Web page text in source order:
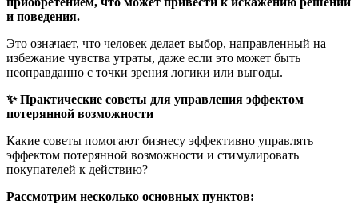
и поведения.
Это означает, что человек делает выбор, направленный на
избежание чувства утраты, даже если это может быть
неоправданно с точки зрения логики или выгоды.
✨ Практические советы для управления эффектом
потерянной возможности
Какие советы помогают бизнесу эффективно управлять
эффектом потерянной возможности и стимулировать
покупателей к действию?
Рассмотрим несколько основных пунктов: